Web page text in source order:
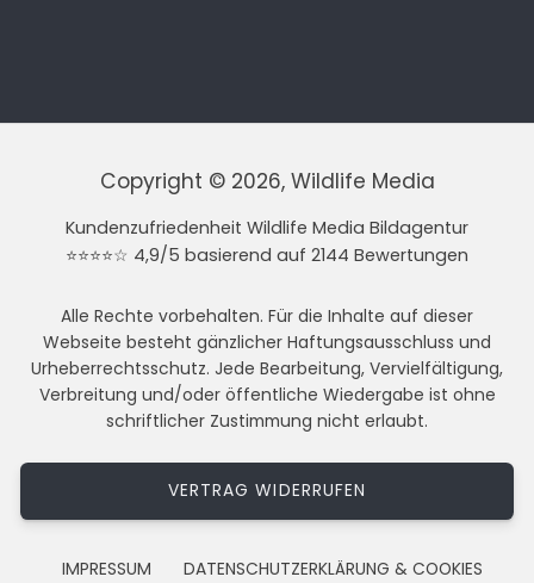
Copyright © 2026, Wildlife Media
Kundenzufriedenheit Wildlife Media Bildagentur
⭐⭐⭐⭐☆ 4,9/5 basierend auf 2144 Bewertungen
Alle Rechte vorbehalten. Für die Inhalte auf dieser
Webseite besteht gänzlicher Haftungsausschluss und
Urheberrechtsschutz. Jede Bearbeitung, Vervielfältigung,
Verbreitung und/oder öffentliche Wiedergabe ist ohne
schriftlicher Zustimmung nicht erlaubt.
VERTRAG WIDERRUFEN
IMPRESSUM DATENSCHUTZERKLÄRUNG & COOKIES